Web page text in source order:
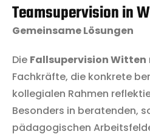
Teamsupervision in
Gemeinsame Lösungen
Die Fallsupervision Witten
Fachkräfte, die konkrete
kollegialen Rahmen
Besonders in beratenden,
pädagogischen